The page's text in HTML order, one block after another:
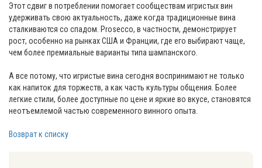
Этот сдвиг в потреблении помогает сообществам игристых вин
удерживать свою актуальность, даже когда традиционные вина
сталкиваются со спадом. Prosecco, в частности, демонстрирует
рост, особенно на рынках США и Франции, где его выбирают чаще,
чем более премиальные варианты типа шампанского.
А все потому, что игристые вина сегодня воспринимают не только
как напиток для торжеств, а как часть культуры общения. Более
легкие стили, более доступные по цене и яркие во вкусе, становятся
неотъемлемой частью современного винного опыта.
Возврат к списку